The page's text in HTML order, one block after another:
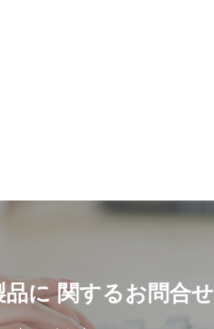
品に関するお問合せ